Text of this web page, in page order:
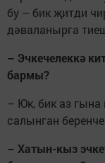
бу – бик җитди
дәваланырга
– Эчкечелеккә
бармы?
– Юк, бик аз гына
салынган
– Хатын-кыз